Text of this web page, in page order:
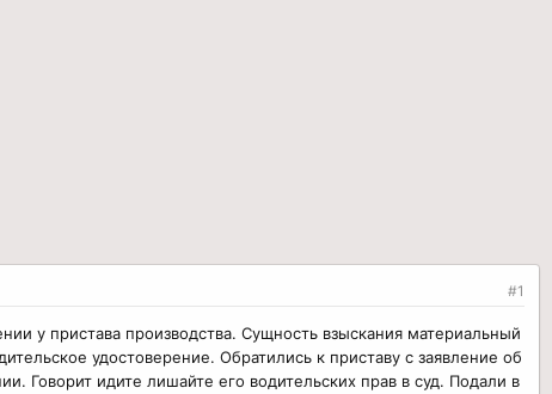
#1
у пристава производства. Сущность взыскания материальный
удостоверение. Обратились к приставу с заявление об
Говорит идите лишайте его водительских прав в суд. Подали в